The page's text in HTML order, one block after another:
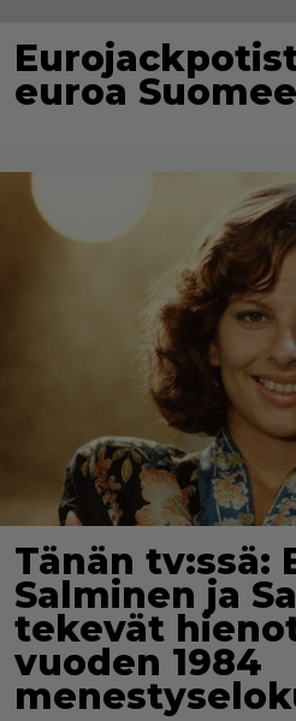
euroa
Tänän tv:ssä:
Salminen ja
tekevät
vuoden 1984